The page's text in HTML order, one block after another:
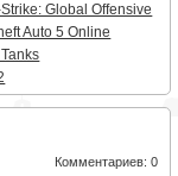
Global Offensive
Auto 5 Online
Комментариев: 0